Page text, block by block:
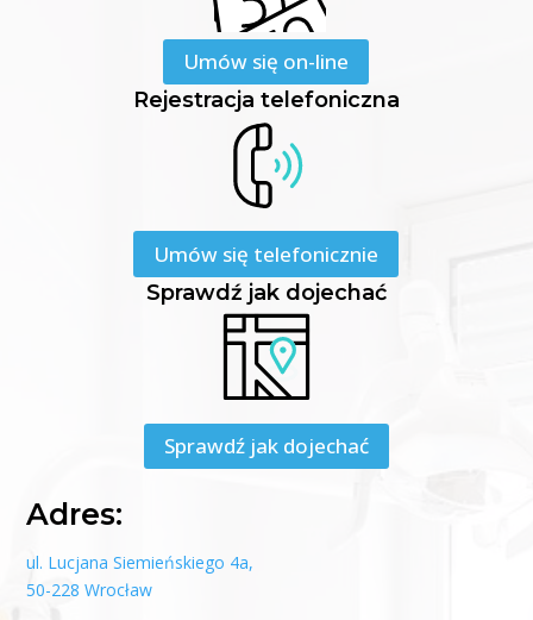
Umów się on-line
Rejestracja telefoniczna
Umów się telefonicznie
Sprawdź jak dojechać
Sprawdź jak dojechać
Adres:
ul. Lucjana Siemieńskiego 4a,
50-228 Wrocław